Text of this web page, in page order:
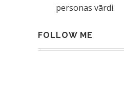
personas vārdi.
FOLLOW ME